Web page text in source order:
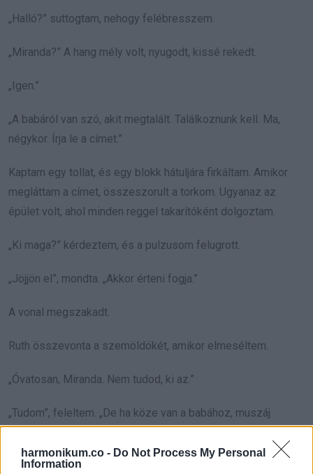
harmonikum.co - Do Not Process My Personal
Information
„Halló?” suttogtam, nehogy felébresszem.
„Miranda?” A hang mély volt, nyugodt, kissé rekedt.
„Igen.”
„A babáról van szó, akit megtalált. Találkoznunk kell. Ma,
négykor. Írja le a címet.”
Kaptam egy tollat, és egy blokk hátuljára firkáltam. Amikor
megláttam a címet, összeszorult a torkom. Ugyanaz az
épület volt, ahol minden reggel takarítóként dolgoztam.
„Ki maga?” kérdeztem, és a pulzusom felugrott.
„Jöjjön el”, mondta. „Akkor érteni fogja.”
A vonal megszakadt.
Ruth összevonta a szemöldökét, amikor elmeséltem.
„Óvatosan, Miranda. Nem tudod, ki az.”
„Tudom”, feleltem. „De ha köze van a babához, muszáj
Négykor ott álltam az előcsarnokban. A biztonsági őr